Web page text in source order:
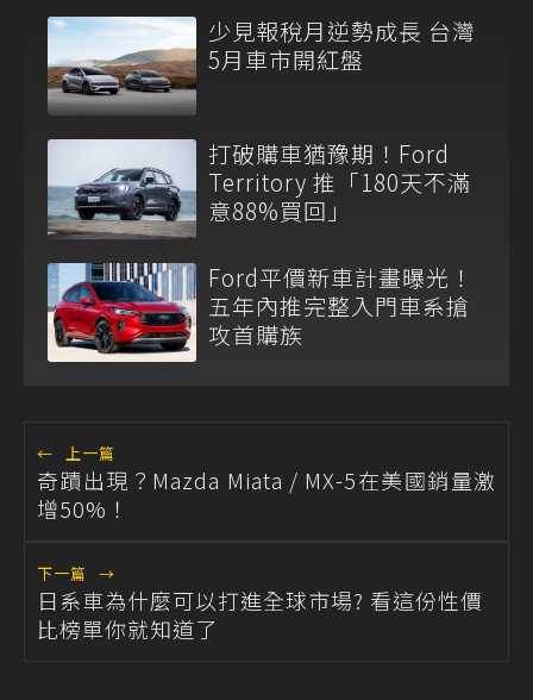
少見報稅月逆勢成長 台灣
5月車市開紅盤
打破購車猶豫期！Ford
Territory 推「180天不滿
意88%買回」
Ford平價新車計畫曝光！
五年內推完整入門車系搶
攻首購族
← 上一篇
奇蹟出現？Mazda Miata / MX-5在美國銷量激
增50%！
下一篇 →
日系車為什麼可以打進全球市場? 看這份性價
比榜單你就知道了